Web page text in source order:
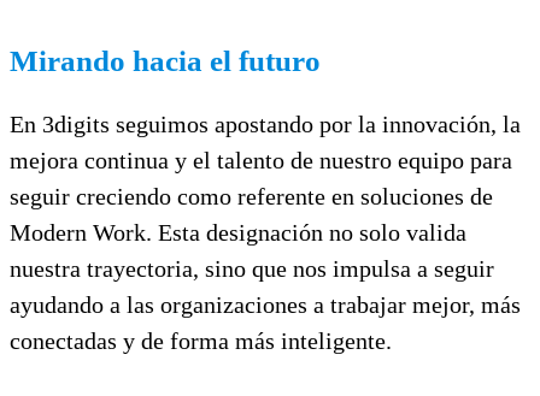
Mirando hacia el futuro
En 3digits seguimos apostando por la innovación, la
mejora continua y el talento de nuestro equipo para
seguir creciendo como referente en soluciones de
Modern Work. Esta designación no solo valida
nuestra trayectoria, sino que nos impulsa a seguir
ayudando a las organizaciones a trabajar mejor, más
conectadas y de forma más inteligente.